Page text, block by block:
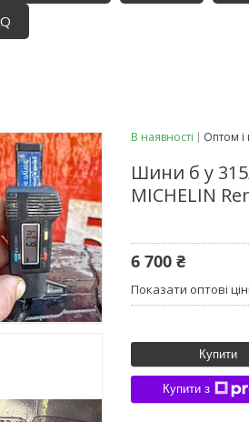
В наявності Оптом і
Шини б у
MICHELIN
6 700 ₴
Показати оптові
Купити
Купити з